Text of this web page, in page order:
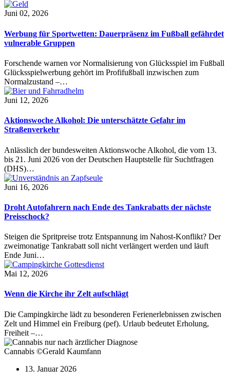
Juni 02, 2026
Werbung für Sportwetten: Dauerpräsenz im Fußball gefährdet
vulnerable Gruppen
Forschende warnen vor Normalisierung von Glücksspiel im Fußball
Glücksspielwerbung gehört im Profifußball inzwischen zum
Normalzustand –…
Juni 12, 2026
Aktionswoche Alkohol: Die unterschätzte Gefahr im
Straßenverkehr
Anlässlich der bundesweiten Aktionswoche Alkohol, die vom 13.
bis 21. Juni 2026 von der Deutschen Hauptstelle für Suchtfragen
(DHS)…
Juni 16, 2026
Droht Autofahrern nach Ende des Tankrabatts der nächste
Preisschock?
Steigen die Spritpreise trotz Entspannung im Nahost-Konflikt? Der
zweimonatige Tankrabatt soll nicht verlängert werden und läuft
Ende Juni…
Mai 12, 2026
Wenn die Kirche ihr Zelt aufschlägt
Die Campingkirche lädt zu besonderen Ferienerlebnissen zwischen
Zelt und Himmel ein Freiburg (pef). Urlaub bedeutet Erholung,
Freiheit –…
Cannabis ©Gerald Kaumfann
13. Januar 2026